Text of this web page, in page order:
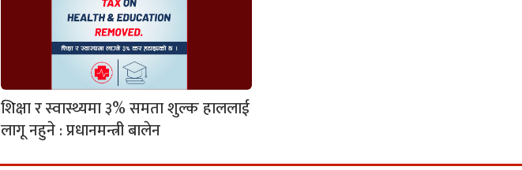
शिक्षा र स्वास्थ्यमा ३% समता शुल्क हाललाई
लागू नहुने : प्रधानमन्त्री बालेन